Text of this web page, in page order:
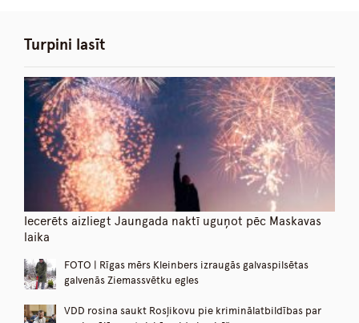
Turpini lasīt
Iecerēts aizliegt Jaungada naktī uguņot pēc Maskavas
laika
FOTO | Rīgas mērs Kleinbers izraugās galvaspilsētas
galvenās Ziemassvētku egles
VDD rosina saukt Rosļikovu pie kriminālatbildības par